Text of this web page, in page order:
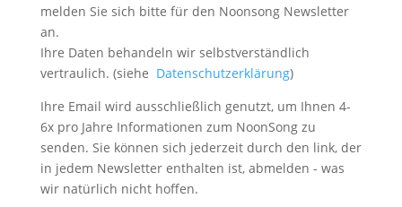
melden Sie sich bitte für den Noonsong Newsletter
an.
Ihre Daten behandeln wir selbstverständlich
vertraulich. (siehe Datenschutzerklärung)
Ihre Email wird ausschließlich genutzt, um Ihnen 4-
6x pro Jahre Informationen zum NoonSong zu
senden. Sie können sich jederzeit durch den link, der
in jedem Newsletter enthalten ist, abmelden - was
wir natürlich nicht hoffen.